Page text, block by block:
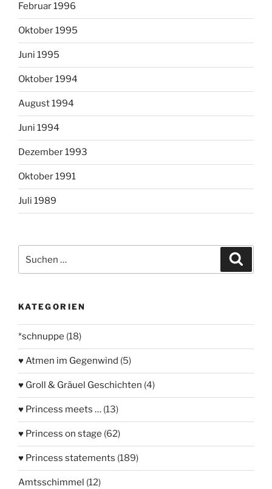
Februar 1996
Oktober 1995
Juni 1995
Oktober 1994
August 1994
Juni 1994
Dezember 1993
Oktober 1991
Juli 1989
nach:
KATEGORIEN
*schnuppe (18)
♥ Atmen im Gegenwind (5)
♥ Groll & Gräuel Geschichten (4)
♥ Princess meets … (13)
♥ Princess on stage (62)
♥ Princess statements (189)
Amtsschimmel (12)